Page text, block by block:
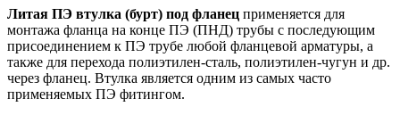
Литая ПЭ втулка (бурт) под фланец применяется для
монтажа фланца на конце ПЭ (ПНД) трубы с последующим
присоединением к ПЭ трубе любой фланцевой арматуры, а
также для перехода полиэтилен-сталь, полиэтилен-чугун и др.
через фланец. Втулка является одним из самых часто
применяемых ПЭ фитингом.